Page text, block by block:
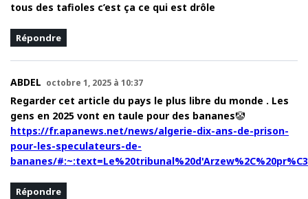
tous des tafioles c’est ça ce qui est drôle
Répondre
ABDEL octobre 1, 2025 à 10:37
Regarder cet article du pays le plus libre du monde . Les
gens en 2025 vont en taule pour des bananes🤡
https://fr.apanews.net/news/algerie-dix-ans-de-prison-
pour-les-speculateurs-de-
bananes/
Répondre